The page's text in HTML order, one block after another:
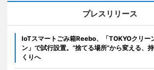
プレスリリース
IoTスマートごみ箱Reebo、「TOKYOクリー
ン」で試行設置。”捨てる場所”から変える、
くりへ